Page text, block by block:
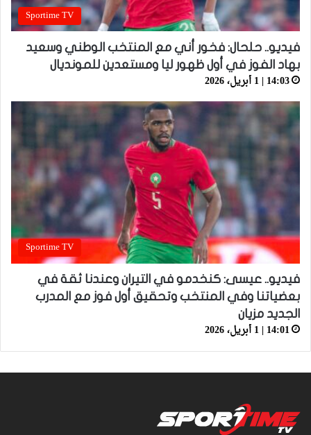
Sportime TV
فيديو.. حلحال: فخور أني مع المنتخب الوطني وسعيد
بهاد الفوز في أول ظهور ليا ومستعدين للمونديال
14:03 | 1 أبريل، 2026
Sportime TV
فيديو.. عيسى: كنخدمو في التيران وعندنا ثقة في
بعضياتنا وفي المنتخب وتحقيق أول فوز مع المدرب
الجديد مزيان
14:01 | 1 أبريل، 2026